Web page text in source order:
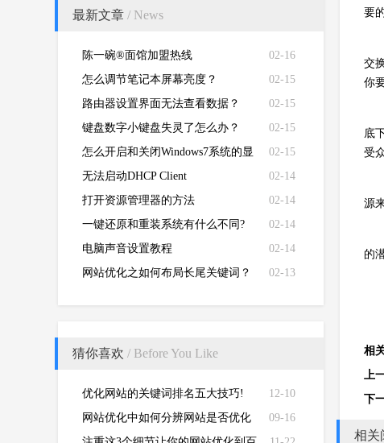
最新文章 / News
02-16
陈一碗®面馆加盟热线
02-15
怎么调节笔记本屏幕亮度？
02-15
路由器设置界面无法查看数据？
02-15
键盘数字小键盘失灵了怎么办？
02-15
怎么开启和关闭Windows7系统的显
卡硬件加速功能
02-14
无法启动DHCP Client
02-14
打开资源管理器的方法
02-14
一键还原和重装系统有什么不同?
02-14
电脑声音设置教程
02-13
网站优化之如何布局长尾关键词？
猜你喜欢 / Before You Like
12-10
优化网站的关键词排名五大技巧!
09-16
网站优化中如何分辨网站是否优化
要
交
你
底
受
源
的
相
上
下
相关